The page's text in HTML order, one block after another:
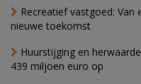
Recreatief vastgoed: Van
nieuwe toekomst
Huurstijging en
439 miljoen euro op